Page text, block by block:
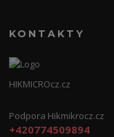
KONTAKTY
HIKMICROcz.cz
Podpora Hikmikrocz.cz
+420774509894